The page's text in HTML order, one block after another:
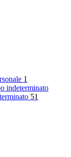
1
indeterminato
51